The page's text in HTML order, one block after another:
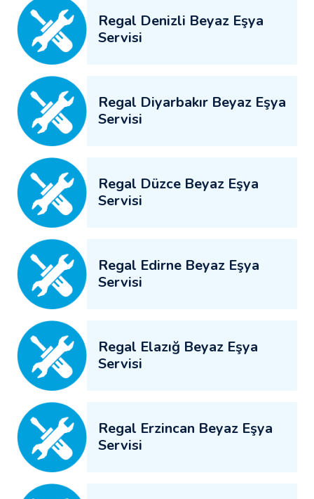
Regal Denizli Beyaz Eşya
Servisi
Regal Diyarbakır Beyaz Eşya
Servisi
Regal Düzce Beyaz Eşya
Servisi
Regal Edirne Beyaz Eşya
Servisi
Regal Elazığ Beyaz Eşya
Servisi
Regal Erzincan Beyaz Eşya
Servisi